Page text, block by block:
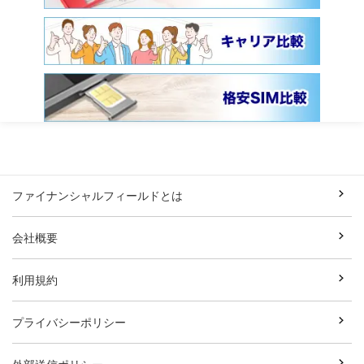
ファイナンシャルフィールドとは
会社概要
利用規約
プライバシーポリシー